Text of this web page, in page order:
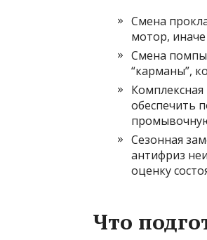
Смена
мотор,
Смена помпы
“карманы”,
обеспечить
Сезонная
антифриз
оценку
Что